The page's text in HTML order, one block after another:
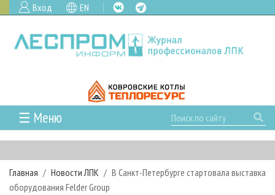
Вход EN
☰ Меню
ГЛАВНАЯ
РУБРИКИ И ТЕМЫ
РУБРИКИ ЖУРНАЛА
НОВОСТИ
Главная Новости ЛПК
В Санкт-Петербурге стартовала выставка
оборудования Felder Group